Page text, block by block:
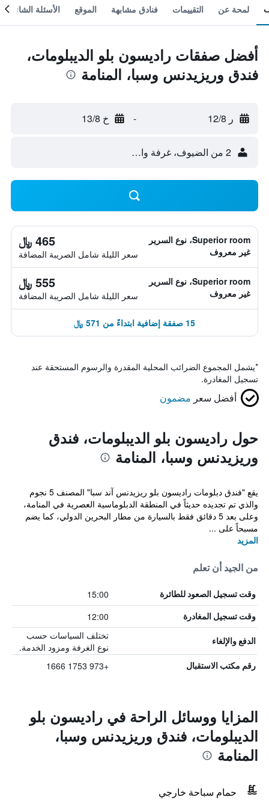
لمحة عن التقييمات فنادق مشابهة الموقع الأسئلة الشائعة
أفضل صفقات راديسون بلو الديبلومات،
فندق وريزيدنس وسبا، المنامة
ر 12/8 - خ 13/8
2 من الضيوف، غرفة واحدة
Superior room، نوع السرير
غير معروف
465 ﷼
سعر الليلة شامل الصريبة المضافة
Superior room، نوع السرير
غير معروف
555 ﷼
سعر الليلة شامل الصريبة المضافة
15 صفقة إضافية ابتداءً من 571 ﷼
*يشمل المجموع الضرائب المحلية المقدرة والرسوم المستحقة عند
تسجيل المغادرة.
أفضل سعر مضمون
حول راديسون بلو الديبلومات، فندق
وريزيدنس وسبا، المنامة
يقع "فندق دبلومات راديسون بلو ريزيدنس آند سبا" المصنف 5 نجوم
والذي تم تجديده حديثاً في المنطقة الدبلوماسية العصرية في المنامة،
وعلى بعد 5 دقائق فقط بالسيارة من مطار البحرين الدولي، كما يضم
مسبحاً على ...
المزيد
من الجيد أن تعلم
وقت تسجيل الصعود للطائرة 15:00
وقت تسجيل المغادرة 12:00
الدفع والإلغاء
تختلف السياسات حسب
نوع الغرفة ومزود الخدمة.
رقم مكتب الاستقبال +973 1753 1666
المزايا ووسائل الراحة في راديسون بلو
الديبلومات، فندق وريزيدنس وسبا،
المنامة
حمام سباحة خارجي